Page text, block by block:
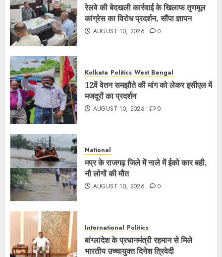
रेलवे की बेदखली कार्रवाई के खिलाफ तृणमूल
कांग्रेस का विरोध प्रदर्शन, सौंपा ज्ञापन
AUGUST 10, 2026 0
Kolkata Politics West Bengal
12वें वेतन समझौते की मांग को लेकर इसीएल में
मजदूरों का प्रदर्शन
AUGUST 10, 2026 0
National
मप्र के राजगढ़ जिले में नाले में ईको कार बही,
नौ लोगों की मौत
AUGUST 10, 2026 0
International Politics
बांग्लादेश के प्रधानमंत्री रहमान से मिले
भारतीय उच्चायुक्त दिनेश त्रिवेदी